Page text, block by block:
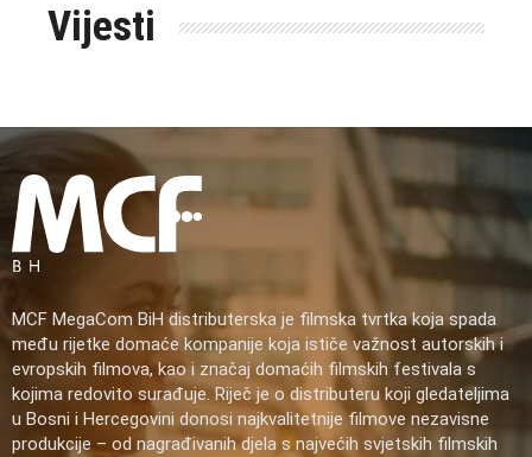
Vijesti
MCF MegaCom BiH distributerska je filmska tvrtka koja spada
među rijetke domaće kompanije koja ističe važnost autorskih i
evropskih filmova, kao i značaj domaćih filmskih festivala s
kojima redovito surađuje. Riječ je o distributeru koji gledateljima
u Bosni i Hercegovini donosi najkvalitetnije filmove nezavisne
produkcije – od nagrađivanih djela s najvećih svjetskih filmskih